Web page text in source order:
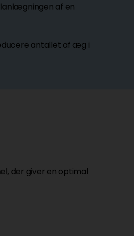
af en
antallet af æg i
der giver en optimal